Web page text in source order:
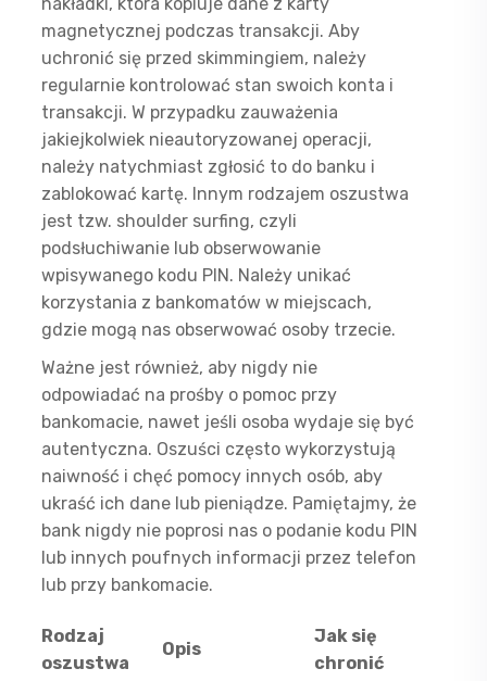
magnetycznej podczas transakcji. Aby
uchronić się przed skimmingiem, należy
regularnie kontrolować stan swoich konta i
transakcji. W przypadku zauważenia
jakiejkolwiek nieautoryzowanej operacji,
należy natychmiast zgłosić to do banku i
zablokować kartę. Innym rodzajem oszustwa
jest tzw. shoulder surfing, czyli
podsłuchiwanie lub obserwowanie
wpisywanego kodu PIN. Należy unikać
korzystania z bankomatów w miejscach,
gdzie mogą nas obserwować osoby trzecie.
Ważne jest również, aby nigdy nie
odpowiadać na prośby o pomoc przy
bankomacie, nawet jeśli osoba wydaje się być
autentyczna. Oszuści często wykorzystują
naiwność i chęć pomocy innych osób, aby
ukraść ich dane lub pieniądze. Pamiętajmy, że
bank nigdy nie poprosi nas o podanie kodu PIN
lub innych poufnych informacji przez telefon
lub przy bankomacie.
Rodzaj
oszustwa
Opis
Jak się
chronić